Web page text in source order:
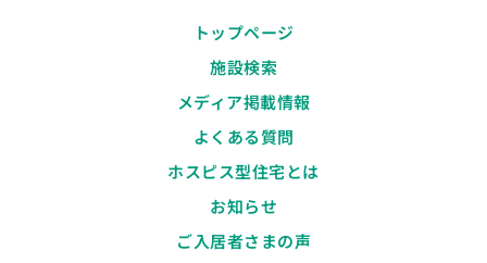
トップページ
施設検索
メディア掲載情報
よくある質問
ホスピス型住宅とは
お知らせ
ご入居者さまの声